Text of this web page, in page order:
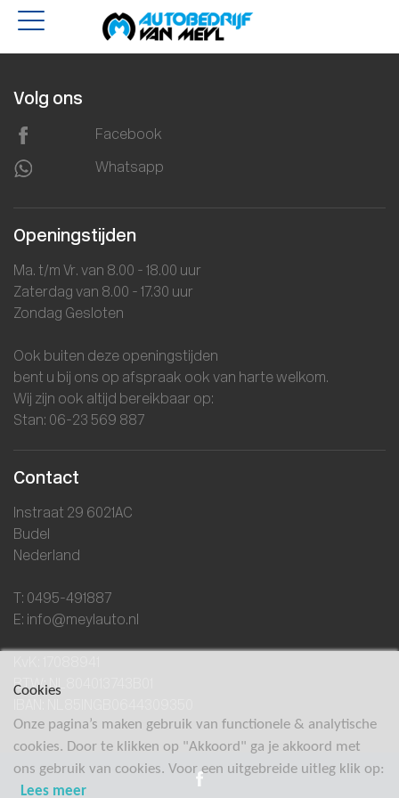
Volg ons
Facebook
Whatsapp
Openingstijden
Ma. t/m Vr. van 8.00 - 18.00 uur
Zaterdag van 8.00 - 17.30 uur
Zondag Gesloten
Ook buiten deze openingstijden
bent u bij ons op afspraak ook van harte welkom.
Wij zijn ook altijd bereikbaar op:
Stan: 06-23 569 887
Contact
Instraat 29 6021AC
Budel
Nederland
T: 0495-491887
E: info@meylauto.nl
BTW: NL804013743B01
Cookies
Onze pagina’s maken gebruik van functionele & analytische
cookies. Door te klikken op "Akkoord" ga je akkoord met
ons gebruik van cookies. Voor een uitgebreide uitleg klik op:
Lees meer